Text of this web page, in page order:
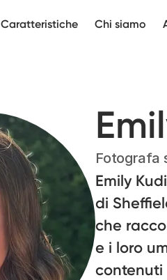
Caratteristiche Chi siamo
Fotografa
Emily
di
che
e i loro
contenuti